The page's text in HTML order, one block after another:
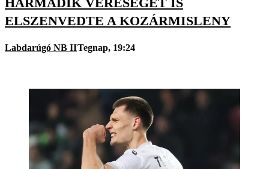
ELSZENVEDTE A KOZÁRMISLENY
Labdarúgó NB IITegnap, 19:24